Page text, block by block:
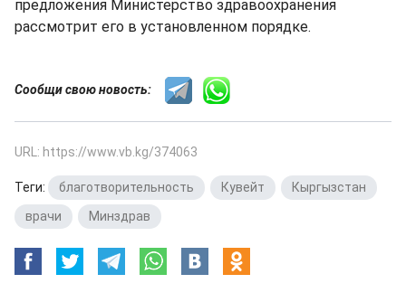
предложения Министерство здравоохранения
рассмотрит его в установленном порядке.
Сообщи свою новость:
URL: https://www.vb.kg/374063
Теги: благотворительность Кувейт Кыргызстан
врачи
Минздрав